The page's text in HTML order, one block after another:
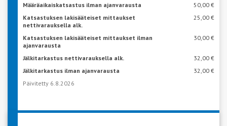
Määräaikaiskatsastus ilman ajanvarausta
50,00 €
Katsastuksen lakisääteiset mittaukset
nettivarauksella alk.
25,00 €
Katsastuksen lakisääteiset mittaukset ilman
ajanvarausta
30,00 €
Jälkitarkastus nettivarauksella alk.
32,00 €
Jälkitarkastus ilman ajanvarausta
32,00 €
Päivitetty 6.8.2026